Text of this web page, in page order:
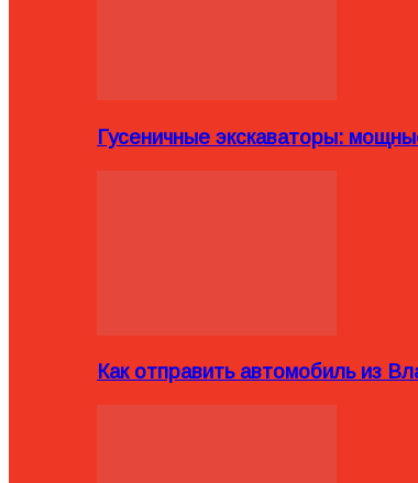
Гусеничные экскаваторы:
Как отправить автомобиль из